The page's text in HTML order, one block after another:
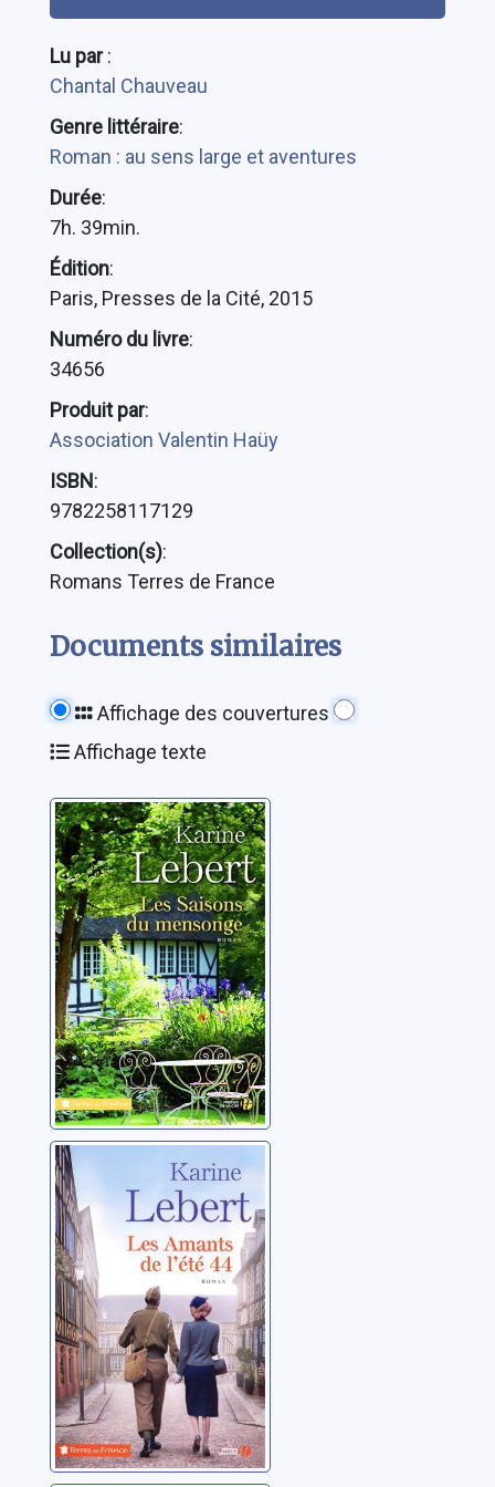
Lu par:
Chantal Chauveau
Genre littéraire:
Roman : au sens large et aventures
Durée:
7h. 39min.
Édition:
Paris, Presses de la Cité, 2015
Numéro du livre:
34656
Produit par:
Association Valentin Haüy
ISBN:
9782258117129
Collection(s):
Romans Terres de France
Documents similaires
Affichage des couvertures
Affichage texte
Les saisons du
mensonge
Lebert, Karine
Les amants de
l'été 44: 01
Lebert, Karine